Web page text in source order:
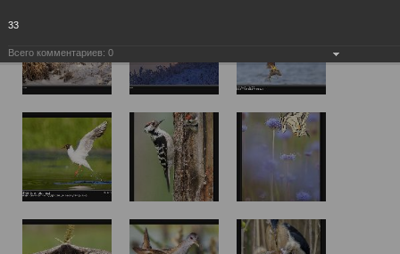
33
Всего комментариев: 0